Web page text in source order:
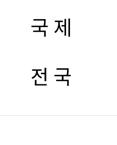
국 제
전 국